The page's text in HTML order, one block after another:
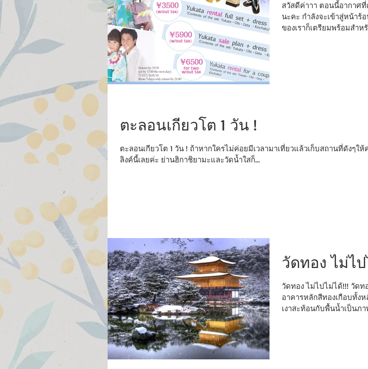
สวัสดีค่าาา ตอนนี้อากาศที่
นะคะ กำลังจะเข้าสู่หน้าร้อ
ของเราก็เตรียมพร้อมสำห
ตะลอนเกียวโต 1 วัน !
ตะลอนเกียวโต 1 วัน ! ถ้าหากใครไม่ค่อยมีเวลามาเที่ยวแล้วเก็บสถานที่ดังๆให้
ลิงค์นี้เลยค่ะ ย่านฮิกาชิยามะและวัดน้ำใสก็...
วัดทอง ไม่ไ
วัดทอง ไม่ไปไม่ได้!!! วัดท
อาคารหลักสีทองเกือบทั้งห
เงาสะท้อนกับพื้นน้ำเป็นภา